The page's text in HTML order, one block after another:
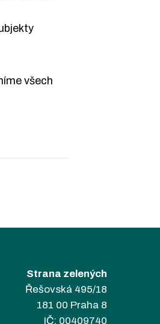
všech
Strana zelených
Řešovská 495/18
181 00 Praha 8
IČ: 00409740